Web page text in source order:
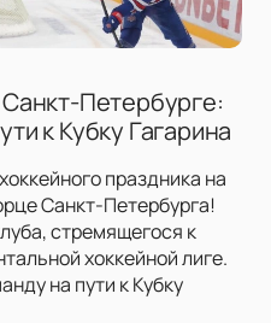
Петербурге:
к Кубку Гагарина
праздника на
Санкт-Петербурга!
стремящегося к
хоккейной лиге.
на пути к Кубку